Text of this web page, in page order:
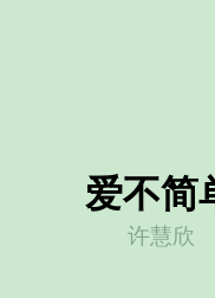
爱不简
许慧欣